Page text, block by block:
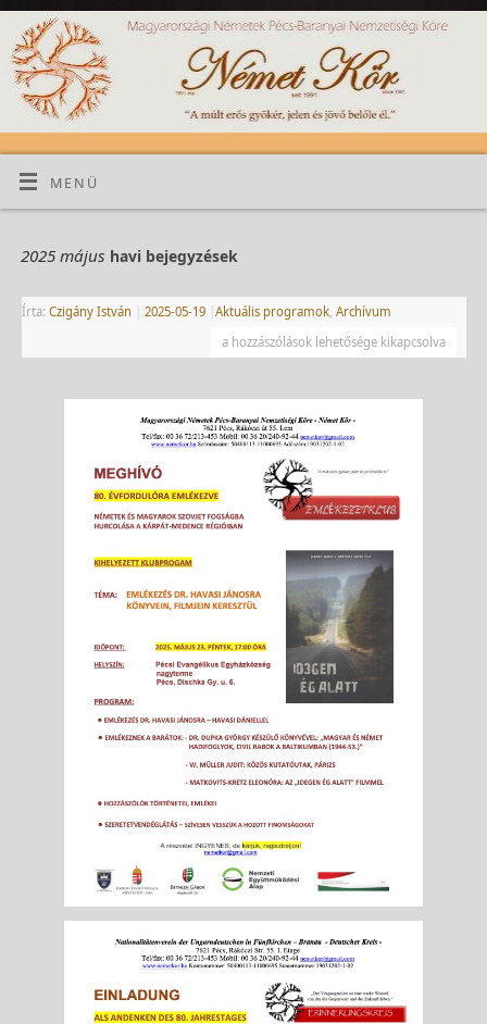
MENÜ
2025 május havi bejegyzések
Írta: Czigány István 2025-05-19 Aktuális programok, Archívum
a hozzászólások lehetősége kikapcsolva